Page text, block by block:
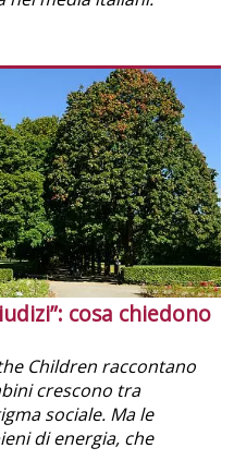
cosa chiedono
Children raccontano
crescono tra
sociale. Ma le
di energia, che